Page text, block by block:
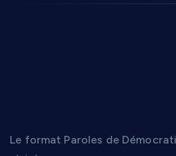
Le format Paroles de